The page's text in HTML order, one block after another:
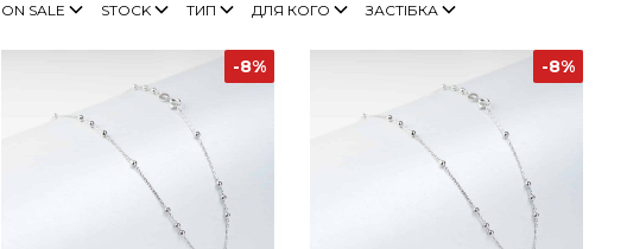
ON SALE STOCK ТИП ДЛЯ КОГО ЗАСТІБКА
-8% -8%